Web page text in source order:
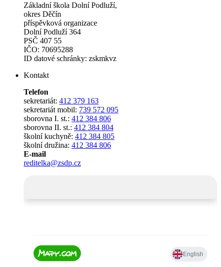
Základní škola Dolní Podluží,
okres Děčín
příspěvková organizace
Dolní Podluží 364
PSČ 407 55
IČO: 70695288
ID datové schránky: zskmkvz
Kontakt
Telefon
sekretariát: 412 379 163
sekretariát mobil: 739 572 095
sborovna I. st.: 412 384 806
sborovna II. st.: 412 384 804
školní kuchyně: 412 384 805
školní družina: 412 384 806
E-mail
reditelka@zsdp.cz